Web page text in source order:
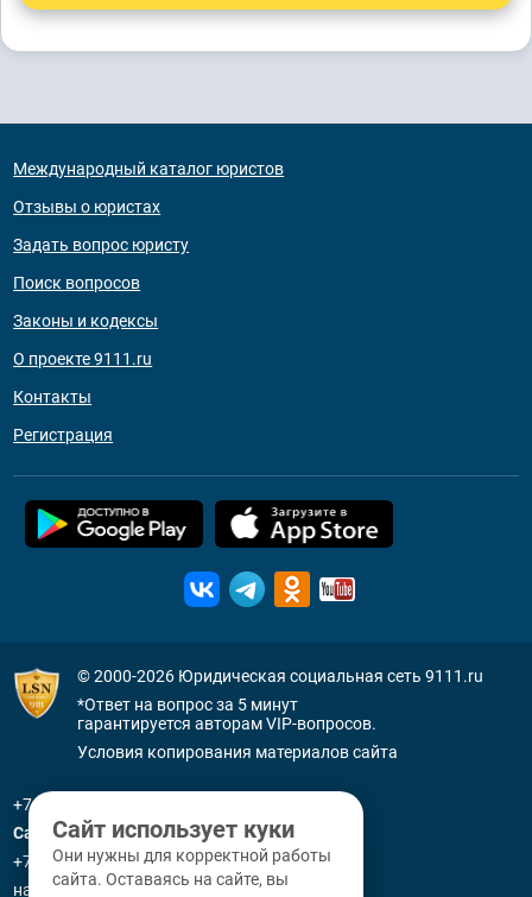
Международный каталог юристов
Отзывы о юристах
Задать вопрос юристу
Поиск вопросов
Законы и кодексы
О проекте 9111.ru
Контакты
Регистрация
© 2000-2026 Юридическая социальная сеть 9111.ru
*Ответ на вопрос за 5 минут
гарантируется авторам VIP-вопросов.
Условия копирования материалов сайта
+7 (800) 505-91-11
Санкт-Петербург
+7 (812) 336-92-64
наб. р. Фонтанки, д. 59
Сайт использует куки
Они нужны для корректной работы
сайта. Оставаясь на сайте, вы